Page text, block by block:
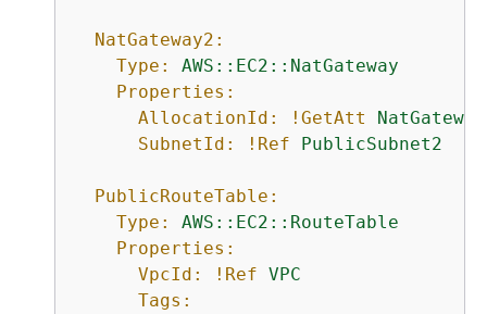
NatGateway2:
Type:
AWS::EC2::NatGateway
Properties:
AllocationId:
!GetAtt
SubnetId:
!Ref PublicSubnet2
PublicRouteTable:
Type:
AWS::EC2::RouteTable
Properties:
VpcId:
!Ref VPC
Tags: